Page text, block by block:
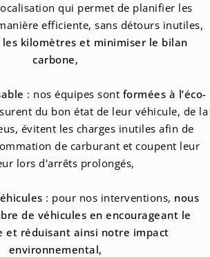
qui permet de planifier les
efficiente, sans détours inutiles,
kilomètres et minimiser le bilan
carbone,
: nos équipes sont formées à l’éco-
du bon état de leur véhicule, de la
évitent les charges inutiles afin de
de carburant et coupent leur
lors d'arrêts prolongés,
: pour nos interventions, nous
de véhicules en encourageant le
et réduisant ainsi notre impact
environnemental,